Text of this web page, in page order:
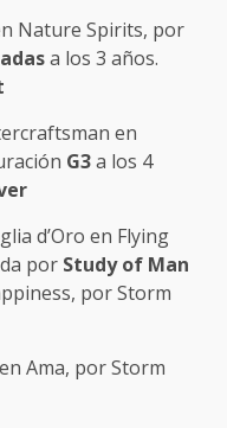
Nature Spirits, por
a los 3 años.
en
G3a los 4
d’Oro en Flying
por Study of Man
por Storm
Ama, por Storm